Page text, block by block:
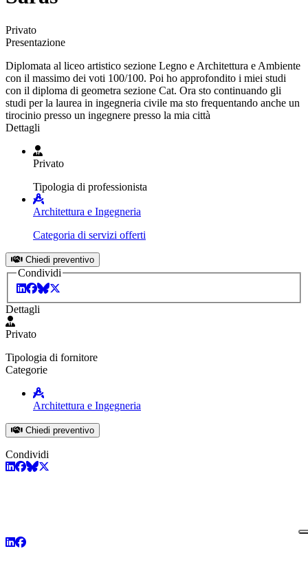
Privato
Presentazione
Diplomata al liceo artistico sezione Legno e Architettura e Ambiente
con il massimo dei voti 100/100. Poi ho approfondito i miei studi
con il diploma di geometra sezione Cat. Ora sto continuando gli
studi per la laurea in ingegneria civile ma sto frequentando anche un
tirocinio presso un ingegnere presso la mia città
Dettagli
Privato
Tipologia di professionista
Architettura e Ingegneria
Categoria di servizi offerti
Chiedi preventivo
Condividi
Dettagli
Privato
Tipologia di fornitore
Categorie
Architettura e Ingegneria
Chiedi preventivo
Condividi